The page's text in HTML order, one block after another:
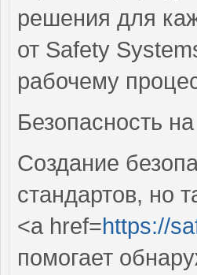
решения для
от Safety
рабочему
Безопасность
Создание
стандартов, но
<a href=https://
помогает